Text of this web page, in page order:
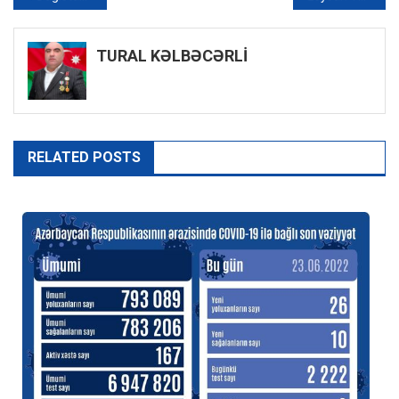
naviqasiyası
TURAL KƏLBƏCƏRLİ
RELATED POSTS